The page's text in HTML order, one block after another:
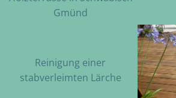
Gmünd
Reinigung einer
stabverleimten Lärche